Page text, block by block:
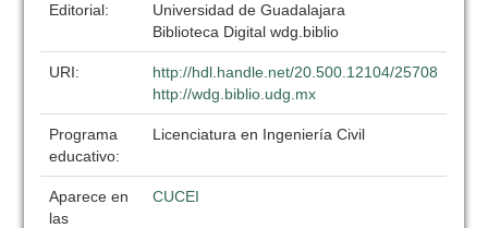
Editorial:
Universidad de Guadalajara
Biblioteca Digital wdg.biblio
URI:
http://hdl.handle.net/20.500.12104/25708
http://wdg.biblio.udg.mx
Programa
educativo:
Licenciatura en Ingeniería Civil
Aparece en
las
CUCEI